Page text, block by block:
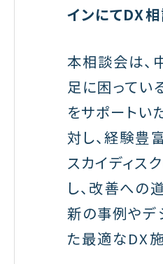
インにてDX
本相談会は、
足に困ってい
をサポートい
対し、経験豊
スカイディス
し、改善への
新の事例やデ
た最適なDX